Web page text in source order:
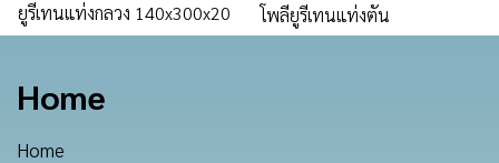
ยูรีเทนแท่งกลวง 140x300x20 โพลียูรีเทนแท่งตัน
Home
Home